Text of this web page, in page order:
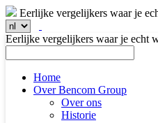
Eerlijke vergelijkers waar je
Eerlijke vergelijkers waar je echt
Home
Over Bencom Group
Over ons
Historie